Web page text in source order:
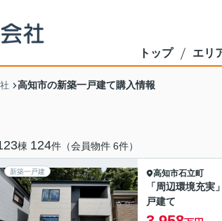
トップ エリ
高知市の新築一戸建て購入情報
棟 124件（会員物件 6件）
新築一戸建 高知市石立町
「周辺環境充
戸建て